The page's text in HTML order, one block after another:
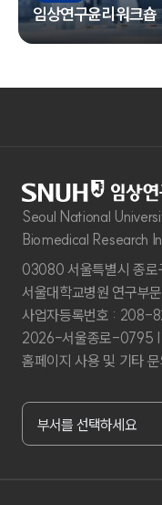
임상연구윤리워크숍
Seoul National
Biomedical Research
03080 서울특별시 종로
서울대학교병원 연구부
사업자등록번호 : 208-
2026-서울종로-0795 |
홈페이지 사용 및 기타
부서홈페이지 바로가기
부서를 선택하세요